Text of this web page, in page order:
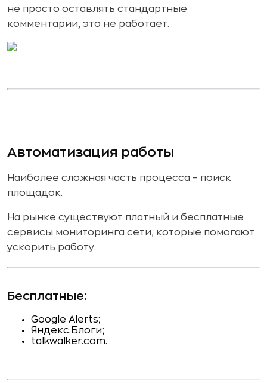
не просто оставлять стандартные
комментарии, это не работает.
Автоматизация работы
Наиболее сложная часть процесса – поиск
площадок.
На рынке существуют платный и бесплатные
сервисы мониторинга сети, которые помогают
ускорить работу.
Бесплатные:
Google Alerts;
Яндекс.Блоги;
talkwalker.com.